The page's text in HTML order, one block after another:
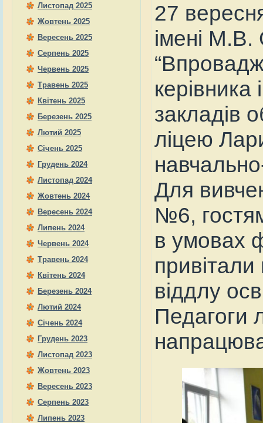
Листопад 2025
Жовтень 2025
Вересень 2025
Серпень 2025
Червень 2025
Травень 2025
Квітень 2025
Березень 2025
Лютий 2025
Січень 2025
Грудень 2024
Листопад 2024
Жовтень 2024
Вересень 2024
Липень 2024
Червень 2024
Травень 2024
Квітень 2024
Березень 2024
Лютий 2024
Січень 2024
Грудень 2023
Листопад 2023
Жовтень 2023
Вересень 2023
Серпень 2023
Липень 2023
27
імені М.В.
керівника
закладів
ліцею
Для
№6,
в умовах
віддлу
Педагоги